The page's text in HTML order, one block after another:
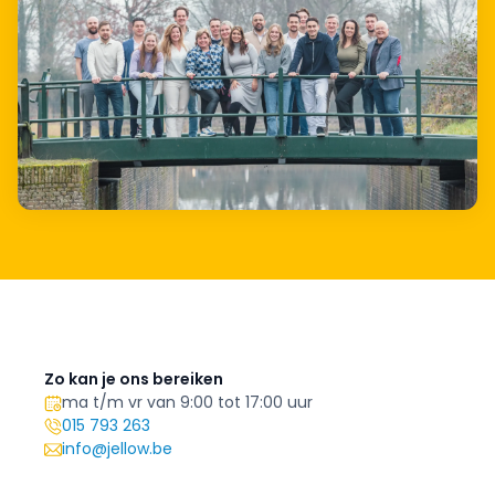
Zo kan je ons bereiken
ma t/m vr van 9:00 tot 17:00 uur
015 793 263
info@jellow.be